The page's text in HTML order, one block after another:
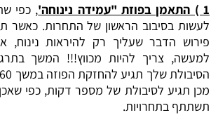
1 ‏) התאמן בפוזת "עמידה נינוחה'
, כפי
לעשות בסיבוב הראשון של התחרות. כאשר
פירוש הדבר שעליך רק להיראות נינוח,
למעשה, צריך להיות מכווץ!!! המשך
מכן תגיע לסיבולת של מספר דקות, כפי
תשתתף בתחרויות.